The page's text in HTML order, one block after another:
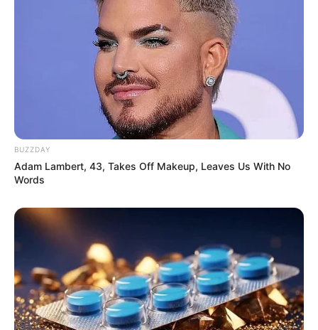
BUZZDAY
Adam Lambert, 43, Takes Off Makeup, Leaves Us With No
Words